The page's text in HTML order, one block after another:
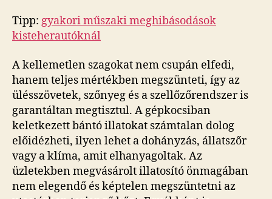
Tipp: gyakori műszaki meghibásodások
kisteherautóknál
A kellemetlen szagokat nem csupán elfedi,
hanem teljes mértékben megszünteti, így az
ülésszövetek, szőnyeg és a szellőzőrendszer is
garantáltan megtisztul. A gépkocsiban
keletkezett bántó illatokat számtalan dolog
előidézheti, ilyen lehet a dohányzás, állatszőr
vagy a klíma, amit elhanyagoltak. Az
üzletekben megvásárolt illatosító önmagában
nem elegendő és képtelen megszüntetni az